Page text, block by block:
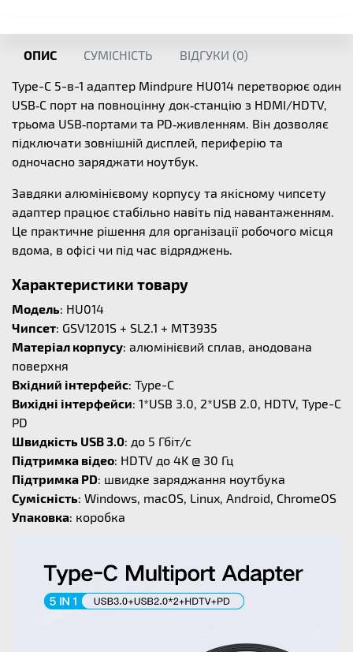
ОПИС СУМІСНІСТЬ ВІДГУКИ (0)
Type-C 5-в-1 адаптер Mindpure HU014 перетворює один
USB‑C порт на повноцінну док‑станцію з HDMI/HDTV,
трьома USB‑портами та PD‑живленням. Він дозволяє
підключати зовнішній дисплей, периферію та
одночасно заряджати ноутбук.
Завдяки алюмінієвому корпусу та якісному чипсету
адаптер працює стабільно навіть під навантаженням.
Це практичне рішення для організації робочого місця
вдома, в офісі чи під час відряджень.
Характеристики товару
Модель: HU014
Чипсет: GSV1201S + SL2.1 + MT3935
Матеріал корпусу: алюмінієвий сплав, анодована
поверхня
Вхідний інтерфейс: Type-C
Вихідні інтерфейси: 1*USB 3.0, 2*USB 2.0, HDTV, Type-C
PD
Швидкість USB 3.0: до 5 Гбіт/с
Підтримка відео: HDTV до 4K @ 30 Гц
Підтримка PD: швидке заряджання ноутбука
Сумісність: Windows, macOS, Linux, Android, ChromeOS
Упаковка: коробка